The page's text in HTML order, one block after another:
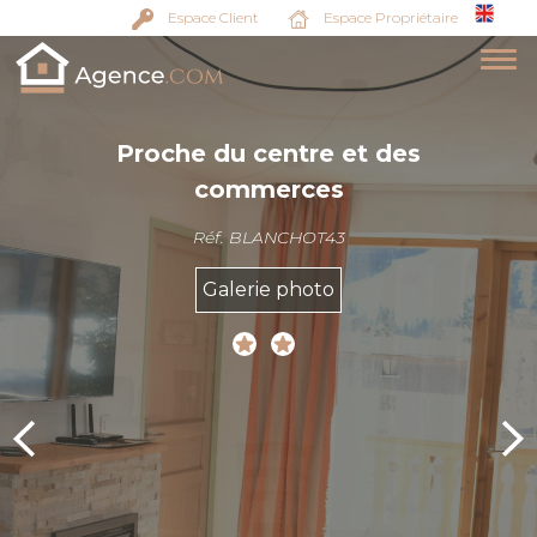
Espace Client Espace Propriétaire
Proche du centre et des
commerces
Réf. BLANCHOT43
Galerie photo